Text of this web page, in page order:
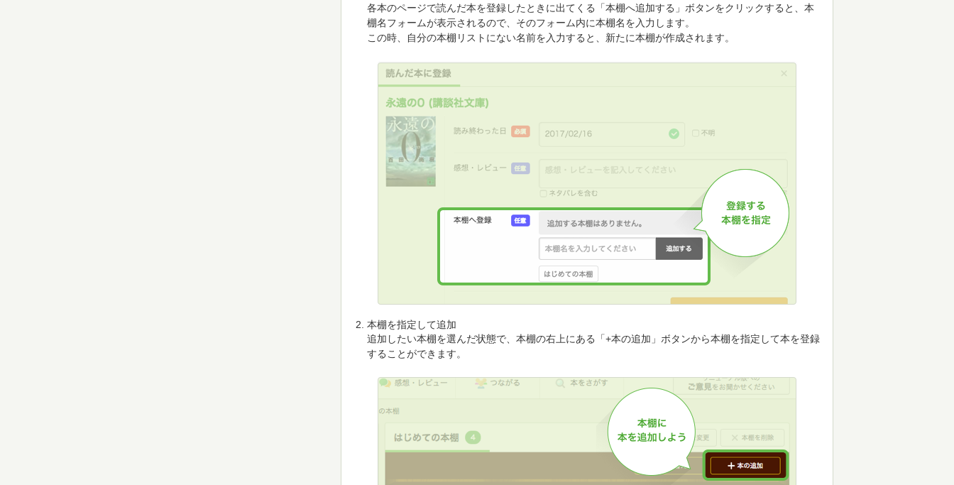
各本のページで読んだ本を登録したときに出てくる「本棚へ追加する」ボタンをクリックすると、本
棚名フォームが表示されるので、そのフォーム内に本棚名を入力します。
この時、自分の本棚リストにない名前を入力すると、新たに本棚が作成されます。
本棚を指定して追加
追加したい本棚を選んだ状態で、本棚の右上にある「+本の追加」ボタンから本棚を指定して本を登録
することができます。